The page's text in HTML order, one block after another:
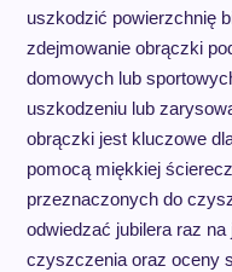
uszkodzić powierzchnię
zdejmowanie obrączki
domowych lub
uszkodzeniu lub
obrączki jest kluczowe
pomocą miękkiej
przeznaczonych do
odwiedzać jubilera raz
czyszczenia oraz oceny